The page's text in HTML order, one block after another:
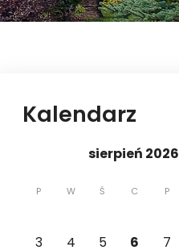
Kalendarz
sierpień 2026
P W Ś C P
3
4 5 6 7